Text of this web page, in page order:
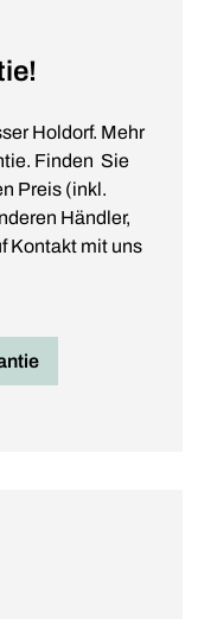
Holdorf. Mehr
Finden Sie
Preis (inkl.
Händler,
Kontakt mit uns